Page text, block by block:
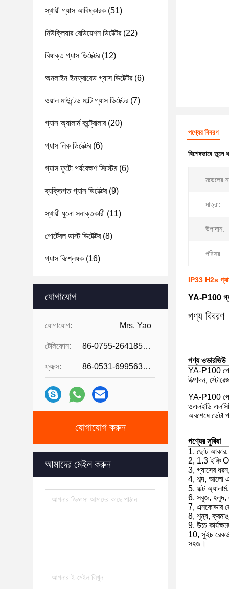
স্থায়ী গ্যাস আবিষ্কারক (51)
নিউক্লিয়ার রেডিয়েশন ডিটেক্টর(22)
বিষাক্ত গ্যাস ডিটেক্টর(12)
অনলাইন ইনফ্রারেড গ্যাস ডিটেক্টর(6)
ওয়াল মাউন্টেড মাল্টি গ্যাস ডিটেক্টর(7)
গ্যাস অ্যালার্ম কন্ট্রোলার(20)
গ্যাস লিক ডিটেক্টর(6)
গ্যাস ফুটো পর্যবেক্ষণ সিস্টেম(6)
ব্যক্তিগত গ্যাস ডিটেক্টর(9)
স্থায়ী ধুলো সনাক্তকারী (11)
পোর্টেবল ডাস্ট ডিটেক্টর(8)
গ্যাস বিশ্লেষক (16)
যোগাযোগ
যোগাযোগ: Mrs. Yao
টেলিফোন: 86-0755-26418507
ফ্যাক্স: 86-0531-69956329
যোগাযোগ করুন
আমাদের মেইল ​​করুন
পণ্যের বিবরণ
বিশেষভাবে তুলে
মডেলের
মাত্রা:
উপাদান:
পরিসর:
IP33 H2s
YA-P100
পণ্য বিবরণ
পণ্য ওভারভিউ
YA-P100
উত্পাদন,
YA-P100
ওএলইডি
অবশেষে ডেটা
পণ্যের সুবিধা
1, ছোট আকার,
2, 1.3 ইঞ্চি
3, গ্যাসের
4, শব্দ, আলো
5, ফল্ট
6, সবুজ, হলুদ,
7, এনকোডার
8, শূন্য,
9, উচ্চ
10, সুইচ
সহজ।